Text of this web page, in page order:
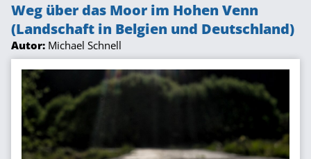
Weg über das Moor im Hohen Venn
(Landschaft in Belgien und Deutschland)
Autor: Michael Schnell